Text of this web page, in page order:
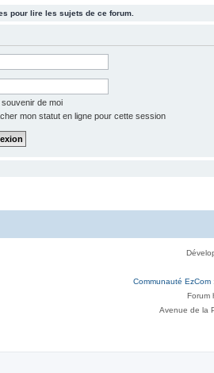
pour lire les sujets de ce forum.
souvenir de moi
mon statut en ligne pour cette session
Communauté EzCom
Forum
Avenue de la